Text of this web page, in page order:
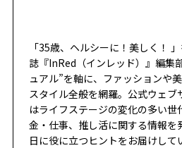
「35歳、ヘルシーに！美しく！
誌『InRed（インレッド）』編集
ュアル”を軸に、ファッションや
スタイル全般を網羅。公式ウェ
はライフステージの変化の多い
金・仕事、推し活に関する情報を
日に役に立つヒントをお届けして